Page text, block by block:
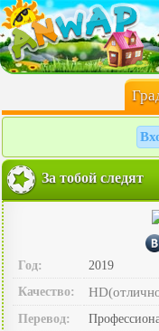
За тобой следят
Год:
2019
Качество:
Перевод: